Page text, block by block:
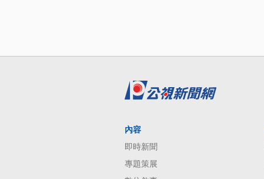
內容
即時新聞
專題策展